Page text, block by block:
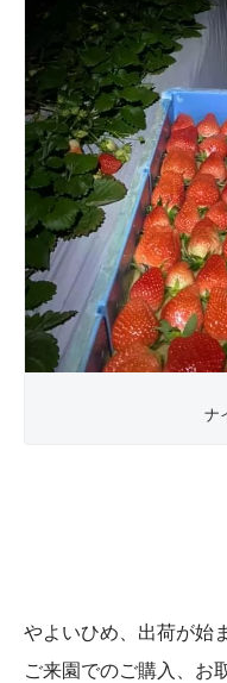
ナ
やよいひめ、出荷が始
ご来園でのご購入、お